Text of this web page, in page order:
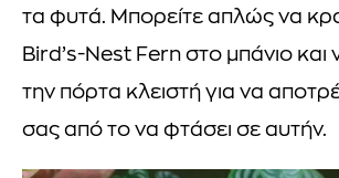
τα φυτά. Μπορείτε απλώς να
Bird’s-Nest Fern στο μπάνιο και
την πόρτα κλειστή για να
σας από το να φτάσει σε αυτήν.